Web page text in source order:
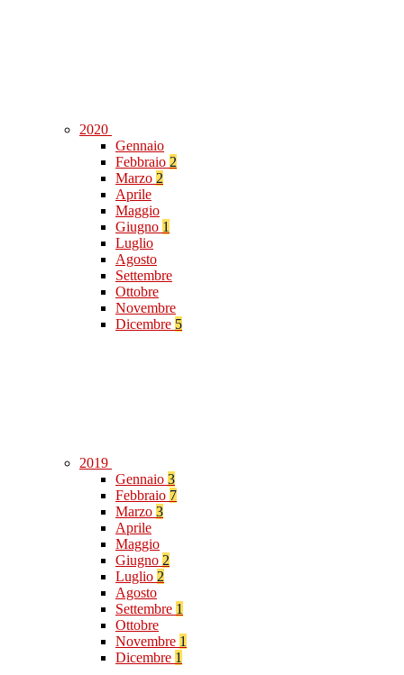
2020
Gennaio
Febbraio 2
Marzo 2
Aprile
Maggio
Giugno 1
Luglio
Agosto
Settembre
Ottobre
Novembre
Dicembre 5
2019
Gennaio 3
Febbraio 7
Marzo 3
Aprile
Maggio
Giugno 2
Luglio 2
Agosto
Settembre 1
Ottobre
Novembre 1
Dicembre 1